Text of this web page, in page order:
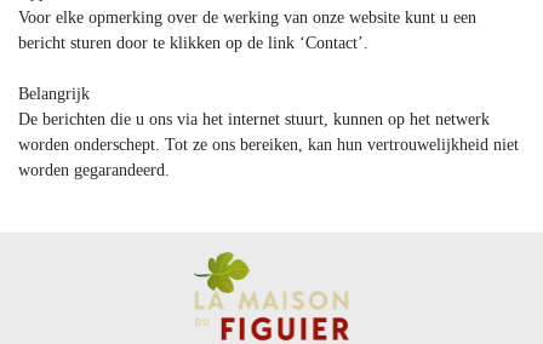
Voor elke opmerking over de werking van onze website kunt u een
bericht sturen door te klikken op de link ‘Contact’.
Belangrijk
De berichten die u ons via het internet stuurt, kunnen op het netwerk
worden onderschept. Tot ze ons bereiken, kan hun vertrouwelijkheid niet
worden gegarandeerd.